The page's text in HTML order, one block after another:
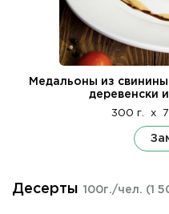
Медальоны из
деревенски
300 г. x
Десерты 100г./чел. (1